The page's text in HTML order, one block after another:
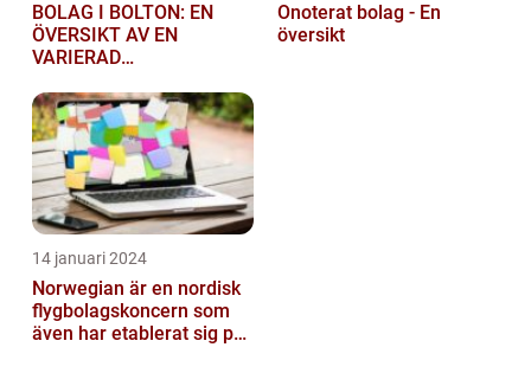
BOLAG I BOLTON: EN
ÖVERSIKT AV EN
VARIERAD
Onoterat bolag - En
översikt
14 januari 2024
Norwegian är en nordisk
flygbolagskoncern som
även har etablerat sig på